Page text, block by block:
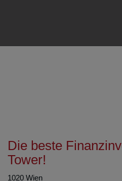
Die beste
Tower!
1020 Wien